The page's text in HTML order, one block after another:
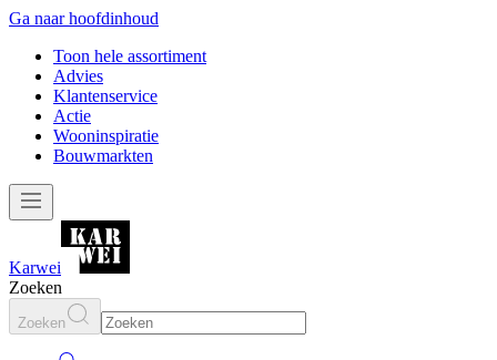
Ga naar hoofdinhoud
Toon hele assortiment
Advies
Klantenservice
Actie
Wooninspiratie
Bouwmarkten
Karwei
Zoeken
Zoeken